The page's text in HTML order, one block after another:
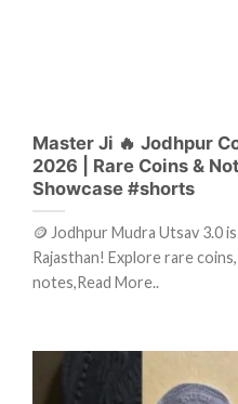
Master Ji 🔥 Jodhpur
2026 | Rare Coins &
Showcase #shorts
🪙 Jodhpur Mudra Utsav 3.0
Rajasthan! Explore rare
notes,Read More..